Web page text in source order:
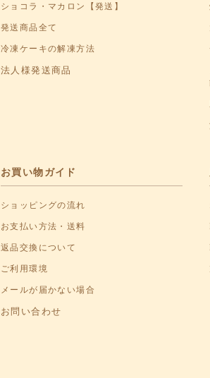
ショコラ・マカロン【発送】
発送商品全て
冷凍ケーキの解凍方法
法人様発送商品
お買い物ガイド
ショッピングの流れ
お支払い方法・送料
返品交換について
ご利用環境
メールが届かない場合
お問い合わせ